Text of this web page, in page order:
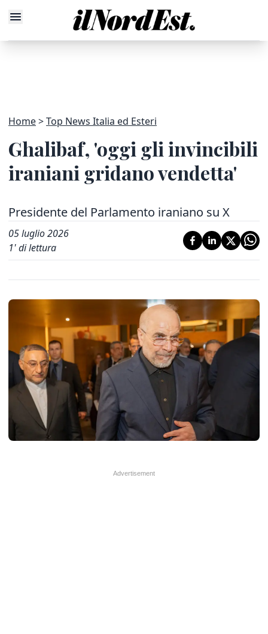
Home Top News Italia ed Esteri
Ghalibaf, 'oggi gli invincibili
iraniani gridano vendetta'
Presidente del Parlamento iraniano su X
05 luglio 2026
1' di lettura